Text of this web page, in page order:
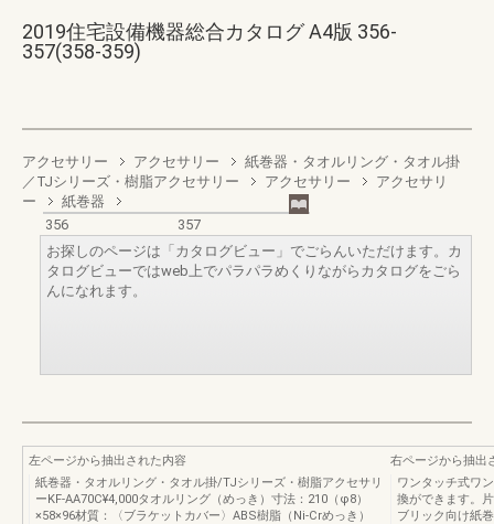
2019住宅設備機器総合カタログ A4版 356-
357(358-359)
アクセサリー アクセサリー
紙巻器・タオルリング・タオル掛
／TJシリーズ・樹脂アクセサリー
アクセサリー
アクセサリ
ー
紙巻器
356
357
お探しのページは「カタログビュー」でごらんいただけます。カ
タログビューではweb上でパラパラめくりながらカタログをごら
んになれます。
左ページから抽出された内容
紙巻器・タオルリング・タオル掛/TJシリーズ・樹脂アクセサリ
ーKF-AA70C¥4,000タオルリング（めっき）寸法：210（φ8）
×58×96材質：〈ブラケットカバー〉ABS樹脂（Ni-Crめっき）
右ページから抽出
ワンタッチ式ワ
換ができます。
ブリック向け紙